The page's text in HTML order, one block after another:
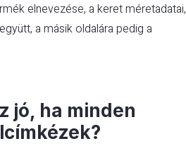
elnevezése, a keret méretadatai,
a másik oldalára pedig a
jó, ha minden